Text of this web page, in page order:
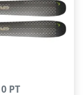
PT